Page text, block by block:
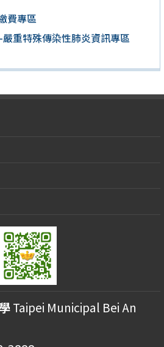
費專區
重特殊傳染性肺炎資訊專區
Taipei Municipal Bei An